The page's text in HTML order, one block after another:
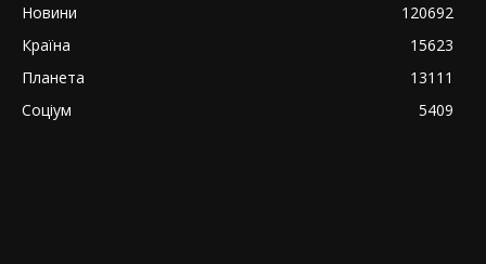
Новини
120692
Країна
15623
Планета
13111
Соціум
5409